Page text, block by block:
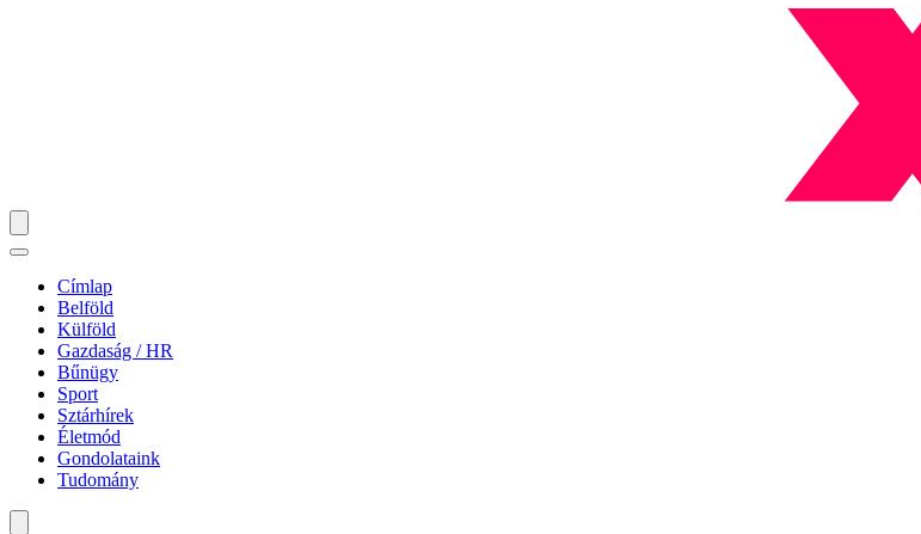
Címlap
Belföld
Külföld
Gazdaság / HR
Bűnügy
Sport
Sztárhírek
Életmód
Gondolataink
Tudomány